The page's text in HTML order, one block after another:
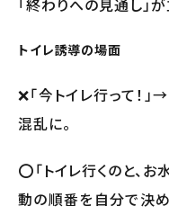
トイレ誘導の場面
❌「今トイレ行って！」→
混乱に。
⭕「トイレ行くのと、
動の順番を自分で決